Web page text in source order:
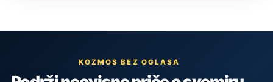
KOZMOS BEZ OGLASA